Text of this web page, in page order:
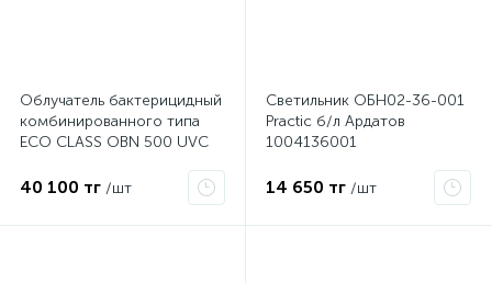
Облучатель бактерицидный
комбинированного типа
ECO CLASS OBN 500 UVC
4058075533707
40 100 тг /шт
Светильник ОБН02-36-001
Practic б/л Ардатов
1004136001
14 650 тг /шт